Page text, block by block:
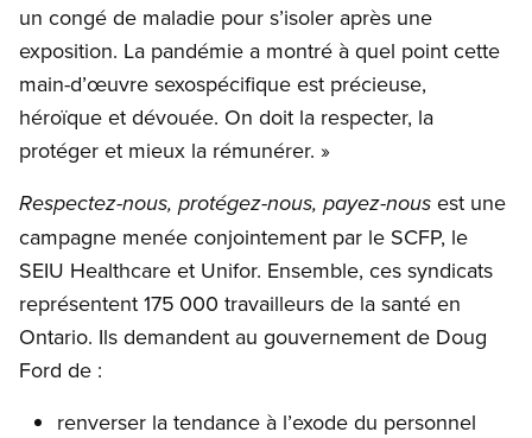
un congé de maladie pour s’isoler après une
exposition. La pandémie a montré à quel point cette
main-d’œuvre sexospécifique est précieuse,
héroïque et dévouée. On doit la respecter, la
protéger et mieux la rémunérer. »
Respectez-nous, protégez-nous, payez-nous est une
campagne menée conjointement par le SCFP, le
SEIU Healthcare et Unifor. Ensemble, ces syndicats
représentent 175 000 travailleurs de la santé en
Ontario. Ils demandent au gouvernement de Doug
Ford de :
renverser la tendance à l’exode du personnel